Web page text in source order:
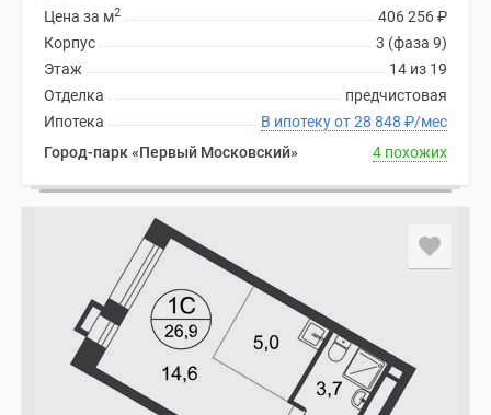
406 256₽
Цена за м2
3 (фаза 9)
Корпус
14 из 19
Этаж
предчистовая
Отделка
В ипотеку от 28 848 ₽/мес
Ипотека
Город-парк «Первый Московский»
4 похожих